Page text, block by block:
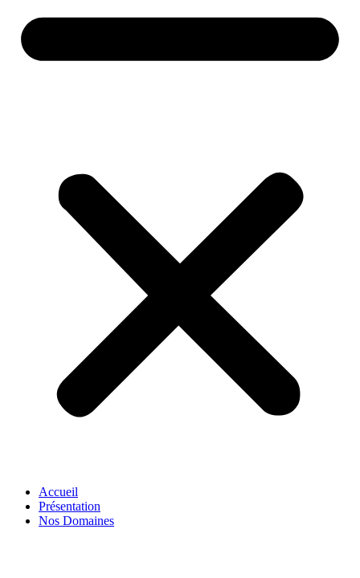
Accueil
Présentation
Nos Domaines